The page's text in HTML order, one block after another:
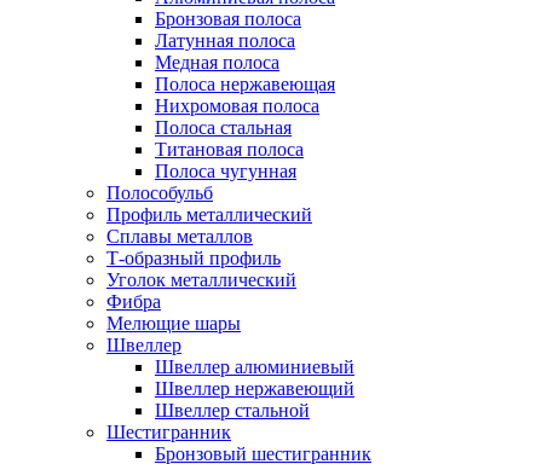
Бронзовая полоса
Латунная полоса
Медная полоса
Полоса нержавеющая
Нихромовая полоса
Полоса стальная
Титановая полоса
Полоса чугунная
Полособульб
Профиль металлический
Сплавы металлов
Т-образный профиль
Уголок металлический
Фибра
Мелющие шары
Швеллер
Швеллер алюминиевый
Швеллер нержавеющий
Швеллер стальной
Шестигранник
Бронзовый шестигранник